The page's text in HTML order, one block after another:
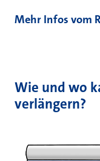
Mehr Infos vom
Wie und wo
verlängern?